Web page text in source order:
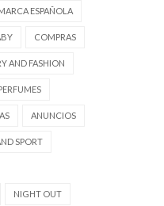
ESPAÑOLA
COMPRAS
AND FASHION
ANUNCIOS
SPORT
NIGHT OUT